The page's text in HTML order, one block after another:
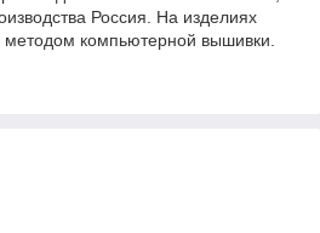
Россия. На изделиях
компьютерной вышивки.